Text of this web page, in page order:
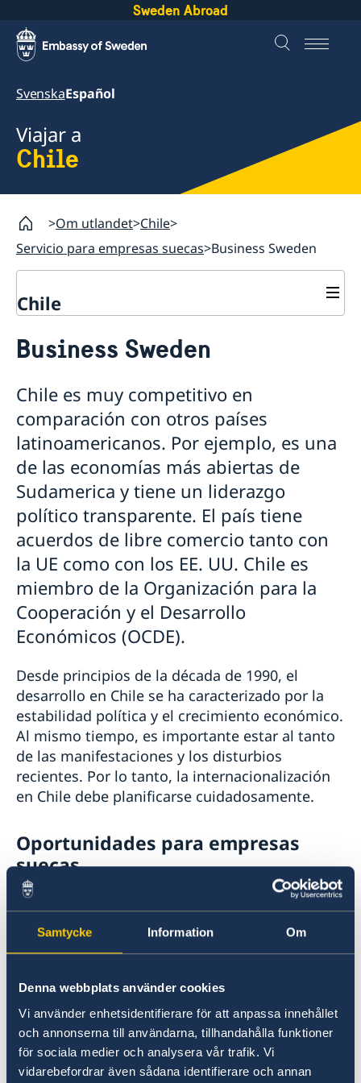
Samtycke Information Om
Denna webbplats använder cookies
Vi använder enhetsidentifierare för att anpassa innehållet
och annonserna till användarna, tillhandahålla funktioner
för sociala medier och analysera vår trafik. Vi
vidarebefordrar även sådana identifierare och annan
Sweden Abroad
SvenskaEspañol
Viajar a
Chile
Om utlandet Chile
Servicio para empresas suecas Business Sweden
Chile
Votar desde el extranjero
Requisitos para mayores de edad
Requisitos para menores de edad
Número de coordinación
Cédula nacional de identidad
Renovar licencia de conducir
Pasaporte provisorio
Extravío de pasaporte
Nacionalidad sueca
Registro de nombres
Notificación de nacionalidad de menores con padre
soltero sueco
Perder o conservar la ciudadanía sueca
Doble nacionalidad
Pensión y fe de vida
Solicitar la pensión sueca
Certificado fe de vida
Certificado sobre pensión sueca
Casarse
Divorciarse
Apostilla, legalizaciones y certificados
Traducciones
Cambio de domicilio
Fallecimiento
Herencias internacionales
Ayuda jurídica
Servicio para empresas suecas
Cámera Chileno-Sueca de Comercio
Estadísticas de comercio
Business Sweden
Chile es muy competitivo en
comparación con otros países
latinoamericanos. Por ejemplo, es una
de las economías más abiertas de
Sudamerica y tiene un liderazgo
político transparente. El país tiene
acuerdos de libre comercio tanto con
la UE como con los EE. UU. Chile es
miembro de la Organización para la
Cooperación y el Desarrollo
Económicos (OCDE).
Desde principios de la década de 1990, el
desarrollo en Chile se ha caracterizado por la
estabilidad política y el crecimiento económico.
Al mismo tiempo, es importante estar al tanto
de las manifestaciones y los disturbios
recientes. Por lo tanto, la internacionalización
en Chile debe planificarse cuidadosamente.
Oportunidades para empresas
suecas
El mercado chileno está bien desarrollado y
oportunidades de negocio e inversión. Las
industrias más importantes son la minería, la
silvicultura, la agricultura y la viticultura, y la
pueden marcar la diferencia en estas areas.
Chile también ocupa un lugar destacado por su
"facilidad de hacer negocios" en comparación